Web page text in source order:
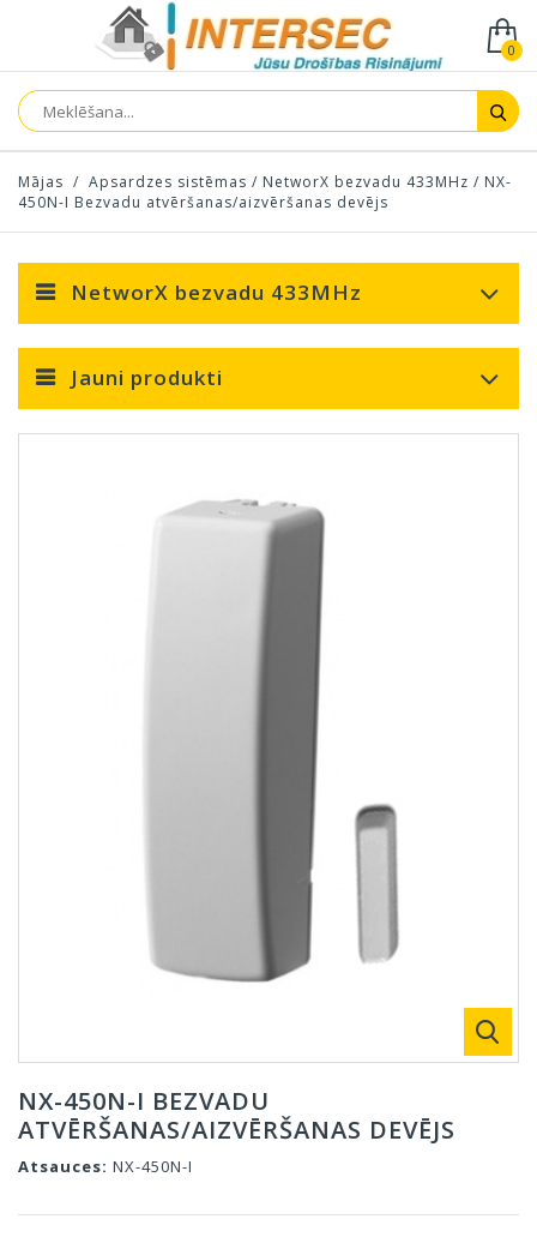
0
Mājas / Apsardzes sistēmas / NetworX bezvadu 433MHz / NX-
450N-I Bezvadu atvēršanas/aizvēršanas devējs
NetworX bezvadu 433MHz
Jauni produkti
NX-450N-I BEZVADU
ATVĒRŠANAS/AIZVĒRŠANAS DEVĒJS
Atsauces: NX-450N-I